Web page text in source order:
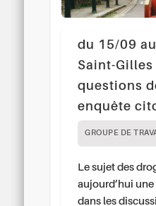
du 15/09
Saint-Gilles
questions
enquête
GROUPE DE
Le sujet des
aujourd’hui
dans les